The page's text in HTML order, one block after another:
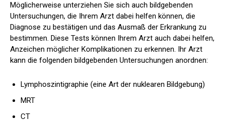
Möglicherweise unterziehen Sie sich auch bildgebenden
Untersuchungen, die Ihrem Arzt dabei helfen können, die
Diagnose zu bestätigen und das Ausmaß der Erkrankung zu
bestimmen. Diese Tests können Ihrem Arzt auch dabei helfen,
Anzeichen möglicher Komplikationen zu erkennen. Ihr Arzt
kann die folgenden bildgebenden Untersuchungen anordnen:
Lymphoszintigraphie (eine Art der nuklearen Bildgebung)
MRT
CT